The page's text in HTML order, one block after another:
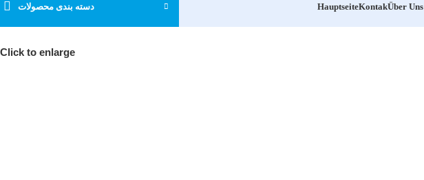
دسته بندی محصولات HauptseiteKontakÜber Uns
Click to enlarge